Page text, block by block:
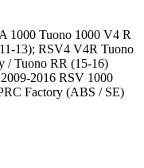
Tuono 1000 V4 R
13); RSV4 V4R Tuono
/ Tuono RR (15-16)
2016 RSV 1000
Factory (ABS / SE)